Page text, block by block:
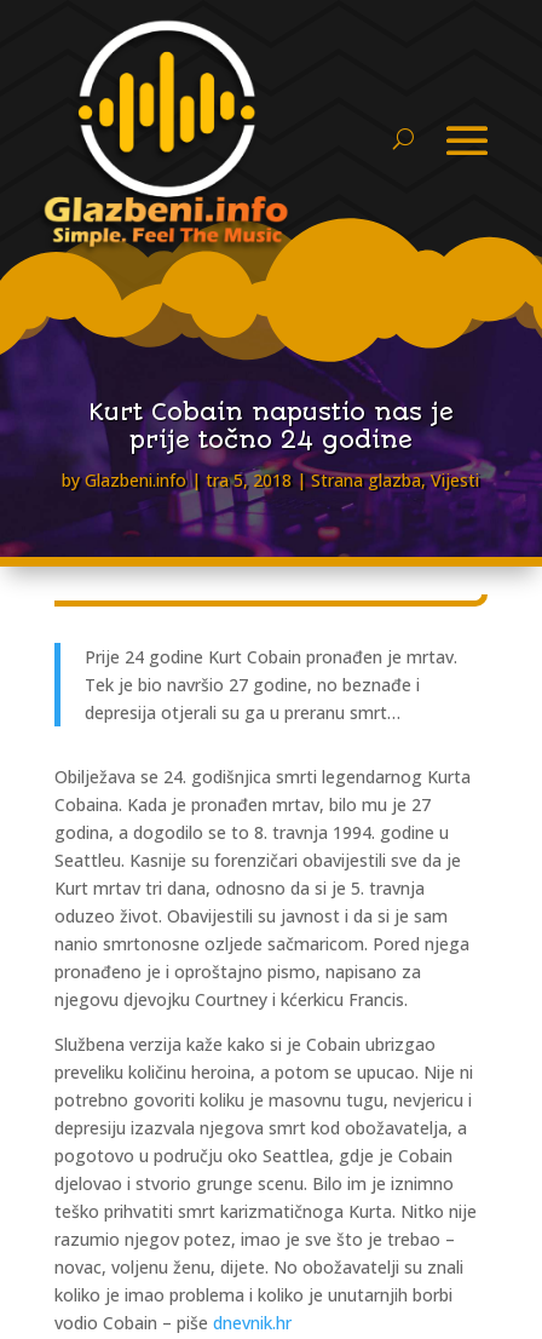
Kurt Cobain napustio nas je
prije točno 24 godine
byGlazbeni.info tra 5, 2018 Strana glazba,Vijesti
Prije 24 godine Kurt Cobain pronađen je mrtav.
Tek je bio navršio 27 godine, no beznađe i
depresija otjerali su ga u preranu smrt…
Obilježava se 24. godišnjica smrti legendarnog Kurta
Cobaina. Kada je pronađen mrtav, bilo mu je 27
godina, a dogodilo se to 8. travnja 1994. godine u
Seattleu. Kasnije su forenzičari obavijestili sve da je
Kurt mrtav tri dana, odnosno da si je 5. travnja
oduzeo život. Obavijestili su javnost i da si je sam
nanio smrtonosne ozljede sačmaricom. Pored njega
pronađeno je i oproštajno pismo, napisano za
njegovu djevojku Courtney i kćerkicu Francis.
Službena verzija kaže kako si je Cobain ubrizgao
preveliku količinu heroina, a potom se upucao. Nije ni
potrebno govoriti koliku je masovnu tugu, nevjericu i
depresiju izazvala njegova smrt kod obožavatelja, a
pogotovo u području oko Seattlea, gdje je Cobain
djelovao i stvorio grunge scenu. Bilo im je iznimno
teško prihvatiti smrt karizmatičnoga Kurta. Nitko nije
razumio njegov potez, imao je sve što je trebao –
novac, voljenu ženu, dijete. No obožavatelji su znali
koliko je imao problema i koliko je unutarnjih borbi
vodio Cobain – piše dnevnik.hr